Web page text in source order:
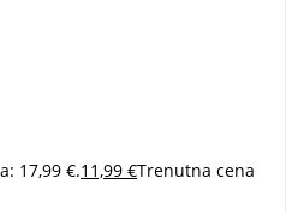
17,99 €.11,99 €Trenutna cena